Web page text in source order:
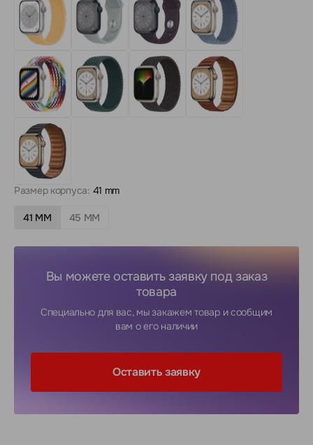
Размер корпуса: 41 mm
41 MM 45 MM
Вы можете оставить заявку под заказ
товара
Специально для вас, мы закажем товар и сообщим
вам о его наличии
Оставить заявку